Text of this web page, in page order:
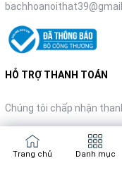
HỖ TRỢ THANH TOÁN
Chúng tôi chấp nhận
Trang chủ Danh mục